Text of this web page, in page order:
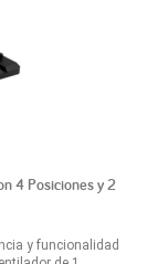
4 Posiciones y 2
y funcionalidad